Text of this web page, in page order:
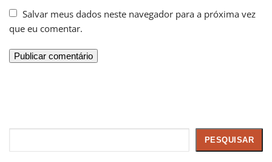
Salvar meus dados neste navegador para a próxima vez
que eu comentar.
PESQUISAR